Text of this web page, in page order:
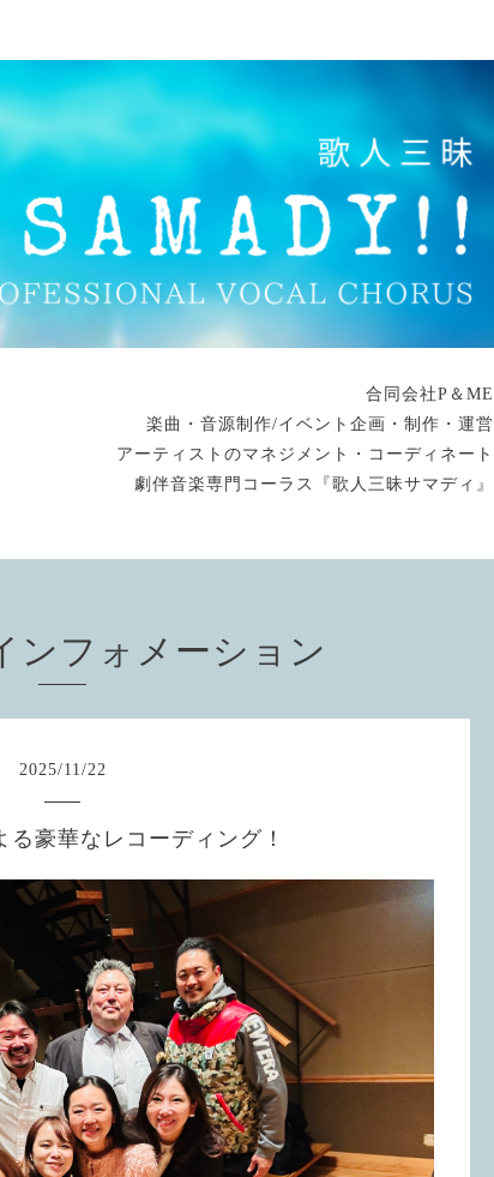
合同会社P＆ME
楽曲・音源制作/イベント企画・制作・運営
アーティストのマネジメント・コーディネート
劇伴音楽専門コーラス『歌人三昧サマディ』
ンフォメーション
2025/11/22
る豪華なレコーディング！